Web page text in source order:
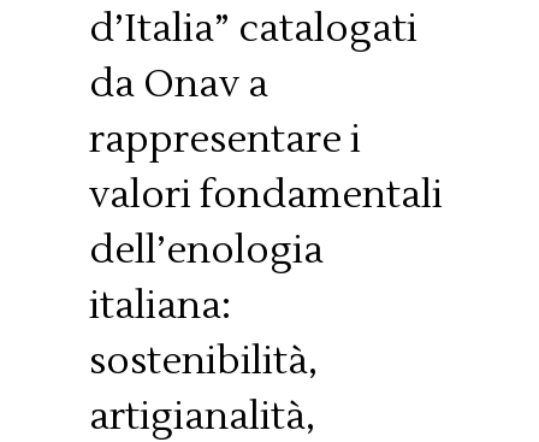
d’Italia” catalogati
da Onav a
rappresentare i
valori fondamentali
dell’enologia
italiana:
sostenibilità,
artigianalità,